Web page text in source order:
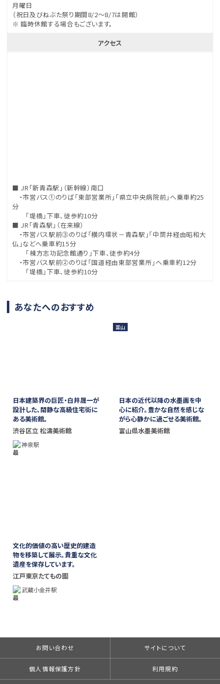
月曜日
（祝日及びねぶた祭り期間8/2～8/7は開館）
※ 臨時休館する場合もございます。
アクセス
■ JR「新青森駅」（新幹線）南口
・市営バス①のりば「東部営業所」「県立中央病院前」へ乗車約25
分
「堤橋」下車、徒歩約10分
■ JR「青森駅」（在来線）
・市営バス駅前③のりば「横内環状－青森駅」「中筒井経由昭和大
仏」などへ乗車約15分
「棟方志功記念館通り」下車、徒歩約4分
・市営バス駅前②のりば「国道経由東部営業所」へ乗車約12分
「堤橋」下車、徒歩約10分
あなたへのおすすめ
日本建築界の巨匠・白井晟一が
設計した、閑静な高級住宅街に
ある美術館。
渋谷区立 松濤美術館
神泉駅
富山
日本の近代以降の水墨画を中
心に紹介。豊かな自然を感じな
がら心静かに過ごせる美術館。
富山県水墨美術館
文化的価値の高い歴史的建造
物を移築して展示。貴重な文化
遺産を保存しています。
江戸東京たてもの園
武蔵小金井駅
お問い合わせ サイトについて
個人情報保護方針 利用規約